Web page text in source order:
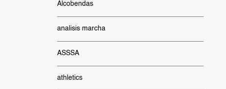
Alcobendas
analisis marcha
ASSSA
athletics